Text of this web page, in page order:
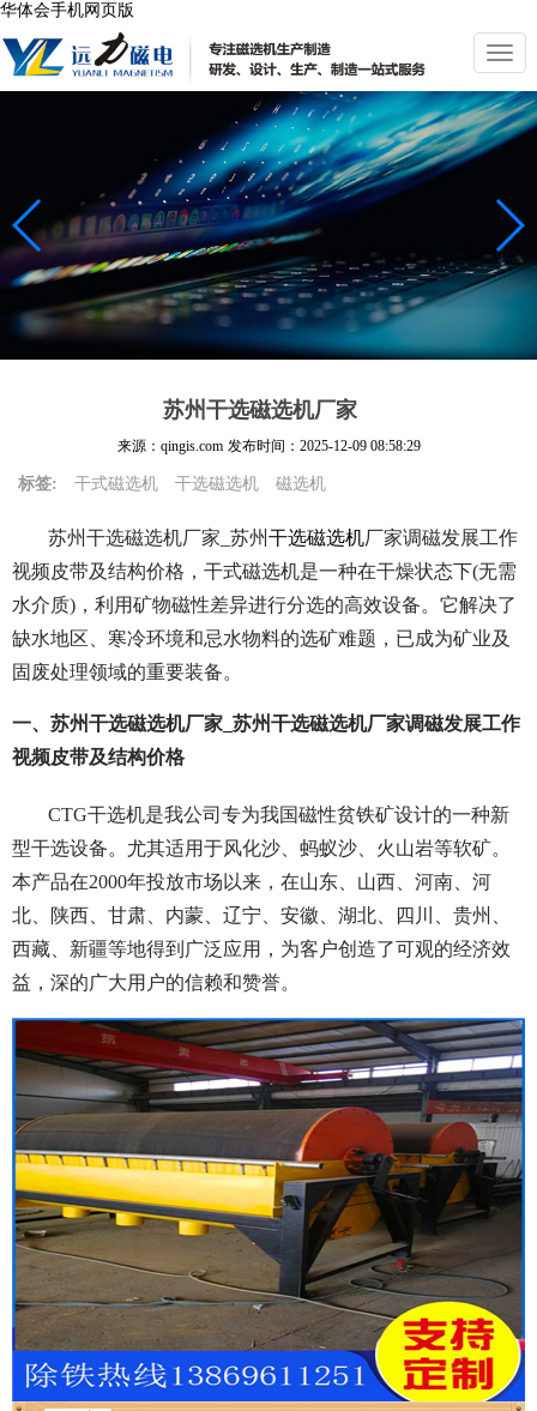
华体会手机网页版
切
换
导
航
苏州干选磁选机厂家
来源：qingis.com 发布时间： 2025-12-09 08:58:29
标签: 干式磁选机 干选磁选机 磁选机
苏州干选磁选机厂家_苏州干选磁选机厂家调磁发展工作
视频皮带及结构价格，干式磁选机是一种在干燥状态下(无需
水介质)，利用矿物磁性差异进行分选的高效设备。它解决了
缺水地区、寒冷环境和忌水物料的选矿难题，已成为矿业及
固废处理领域的重要装备。
一、苏州干选磁选机厂家_苏州干选磁选机厂家调磁发展工作
视频皮带及结构价格
CTG干选机是我公司专为我国磁性贫铁矿设计的一种新
型干选设备。尤其适用于风化沙、蚂蚁沙、火山岩等软矿。
本产品在2000年投放市场以来，在山东、山西、河南、河
北、陕西、甘肃、内蒙、辽宁、安徽、湖北、四川、贵州、
西藏、新疆等地得到广泛应用，为客户创造了可观的经济效
益，深的广大用户的信赖和赞誉。